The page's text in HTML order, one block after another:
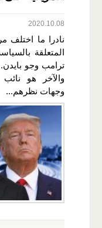
2020.10.08
نادرا ما
المتعلقة
ترامب وجو
والآخر هو
وجهات نظرهم...